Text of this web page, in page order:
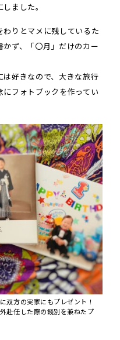
ました。
りとマメに残しているた
ず、「〇月」だけのカー
好きなので、大きな旅行
フォトブックを作ってい
双方の実家にもプレゼント！
赴任した際の餞別を兼ねたプ